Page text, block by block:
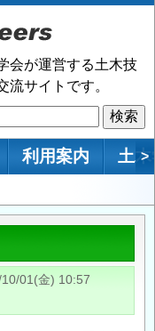
会が運営する土木技
流サイトです。
利用案内 土 >
01(金) 10:57